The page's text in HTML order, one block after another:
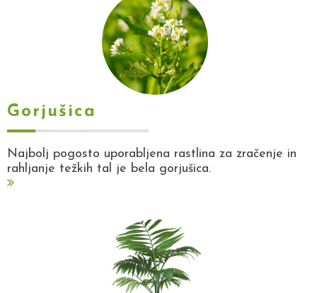
Gorjušica
Najbolj pogosto uporabljena rastlina za zračenje in
rahljanje težkih tal je bela gorjušica.